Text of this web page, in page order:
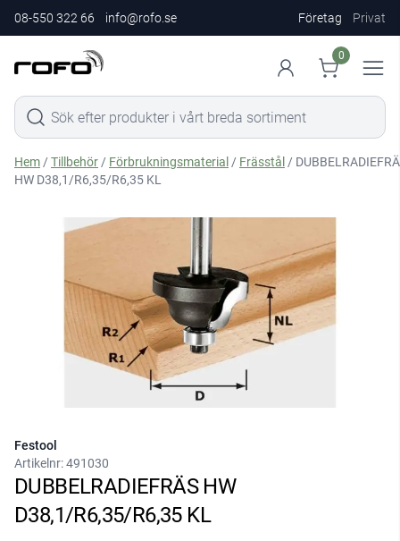
08-550 322 66 info@rofo.se Företag Privat
0
Hem /Tillbehör / Förbrukningsmaterial / Frässtål /
HW D38,1/R6,35/R6,35 KL
Festool
Artikelnr:491030
DUBBELRADIEFRÄS HW
D38,1/R6,35/R6,35 KL